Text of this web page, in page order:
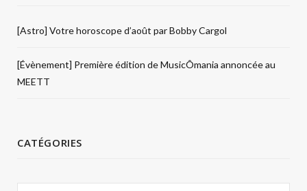
[Astro] Votre horoscope d’août par Bobby Cargol
[Évènement] Première édition de MusicÔmania annoncée au
MEETT
CATÉGORIES